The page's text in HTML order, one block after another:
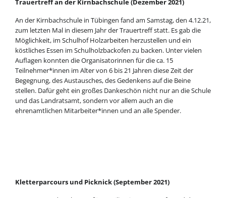
Trauertreff an der Kirnbachschule (Dezember 2021)
An der Kirnbachschule in Tübingen fand am Samstag, den 4.12.21,
zum letzten Mal in diesem Jahr der Trauertreff statt. Es gab die
Möglichkeit, im Schulhof Holzarbeiten herzustellen und ein
köstliches Essen im Schulholzbackofen zu backen. Unter vielen
Auflagen konnten die Organisatorinnen für die ca. 15
Teilnehmer*innen im Alter von 6 bis 21 Jahren diese Zeit der
Begegnung, des Austausches, des Gedenkens auf die Beine
stellen. Dafür geht ein großes Dankeschön nicht nur an die Schule
und das Landratsamt, sondern vor allem auch an die
ehrenamtlichen Mitarbeiter*innen und an alle Spender.
Kletterparcours und Picknick (September 2021)